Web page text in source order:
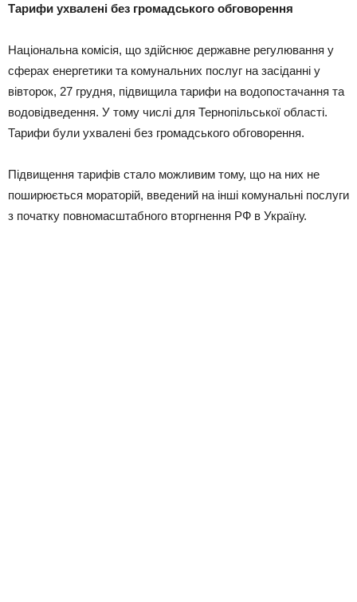
Тарифи ухвалені без громадського обговорення
Національна комісія, що здійснює державне регулювання у
сферах енергетики та комунальних послуг на засіданні у
вівторок, 27 грудня, підвищила тарифи на водопостачання та
водовідведення. У тому числі для Тернопільської області.
Тарифи були ухвалені без громадського обговорення.
Підвищення тарифів стало можливим тому, що на них не
поширюється мораторій, введений на інші комунальні послуги
з початку повномасштабного вторгнення РФ в Україну.